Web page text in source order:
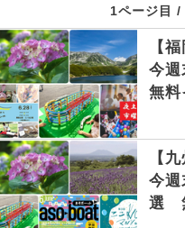
1ページ目 /
【
今
無料
【
今週
選